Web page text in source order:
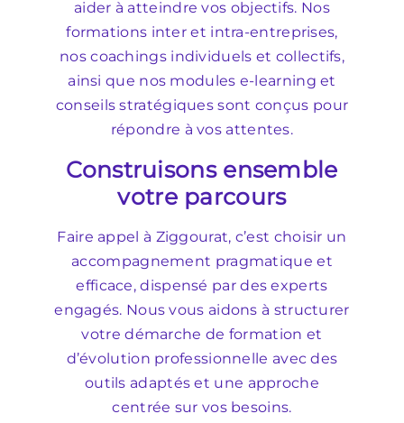
aider à atteindre vos objectifs. Nos
formations inter et intra-entreprises,
nos coachings individuels et collectifs,
ainsi que nos modules e-learning et
conseils stratégiques sont conçus pour
répondre à vos attentes.
Construisons ensemble
votre parcours
Faire appel à Ziggourat, c’est choisir un
accompagnement pragmatique et
efficace, dispensé par des experts
engagés. Nous vous aidons à structurer
votre démarche de formation et
d’évolution professionnelle avec des
outils adaptés et une approche
centrée sur vos besoins.